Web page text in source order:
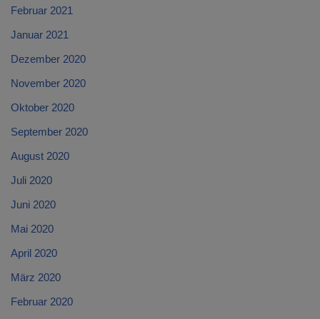
Februar 2021
Januar 2021
Dezember 2020
November 2020
Oktober 2020
September 2020
August 2020
Juli 2020
Juni 2020
Mai 2020
April 2020
März 2020
Februar 2020